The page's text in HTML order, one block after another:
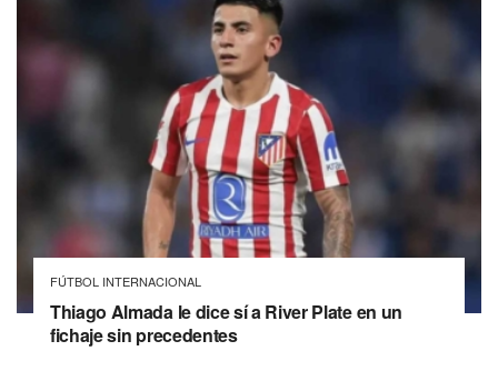
FÚTBOL INTERNACIONAL
Thiago Almada le dice sí a River Plate en un
fichaje sin precedentes